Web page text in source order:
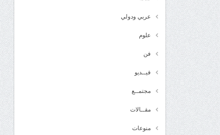
عربي ودولي
علوم
فن
فيــديو
مجتمــع
مقــالات
منوعات